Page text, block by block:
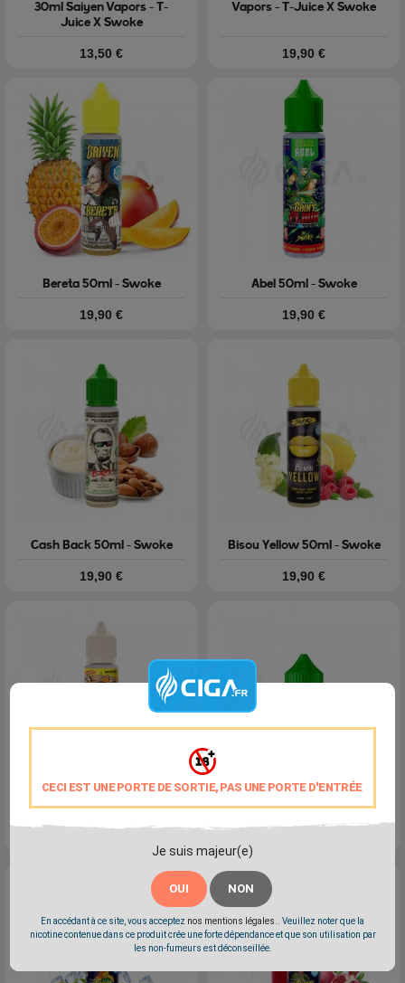
CECI EST UNE PORTE DE SORTIE, PAS UNE PORTE D'ENTRÉE
Je suis majeur(e)
OUI NON
En accédant à ce site, vous acceptez nos mentions légales.
. Veuillez noter que la
nicotine contenue dans ce produit crée une forte dépendance et que son utilisation par
les non-fumeurs est déconseillée.
30ml Saiyen Vapors - T-
Juice X Swoke
Prix
13,50 €
Vapors - T-Juice X Swoke
Prix
19,90 €
Bereta 50ml - Swoke
Prix
19,90 €
Abel 50ml - Swoke
Prix
19,90 €
Cash Back 50ml - Swoke
Prix
19,90 €
Bisou Yellow 50ml - Swoke
Prix
19,90 €
Vap Chef 50ml - Swoke Concentré Abel - Swoke